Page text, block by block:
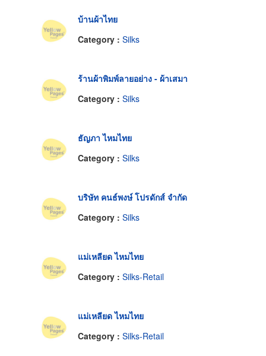
บ้านผ้าไทย
Category : Silks
ร้านผ้าพิมพ์ลายอย่าง - ผ้าเสมา
Category : Silks
ธัญภา ไหมไทย
Category : Silks
บริษัท คนธ์พงษ์ โปรดักส์ จำกัด
Category : Silks
แม่เหลียด ไหมไทย
Category : Silks-Retail
แม่เหลียด ไหมไทย
Category : Silks-Retail